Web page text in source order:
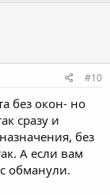
#10
без окон- но
сразу и
без
А если вам
обманули.